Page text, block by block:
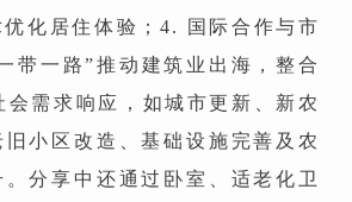
化居住体验；4. 国际合作与市
带一路”推动建筑业出海，整合
会需求响应，如城市更新、新农
小区改造、基础设施完善及农
分享中还通过卧室、适老化卫